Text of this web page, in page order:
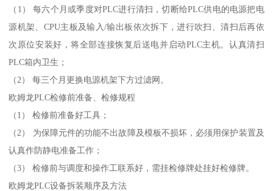
（1） 每六个月或季度对PLC进行清扫，切断给PLC供电的电源把电
源机架、CPU主板及输入/输出板依次拆下，进行吹扫、清扫后再依
次原位安装好，将全部连接恢复后送电并启动PLC主机。认真清扫
PLC箱内卫生；
（2） 每三个月更换电源机架下方过滤网。
欧姆龙PLC检修前准备、检修规程
（1） 检修前准备好工具；
（2） 为保障元件的功能不出故障及模板不损坏，必须用保护装置及
认真作防静电准备工作；
（3） 检修前与调度和操作工联系好，需挂检修牌处挂好检修牌。
欧姆龙PLC设备拆装顺序及方法